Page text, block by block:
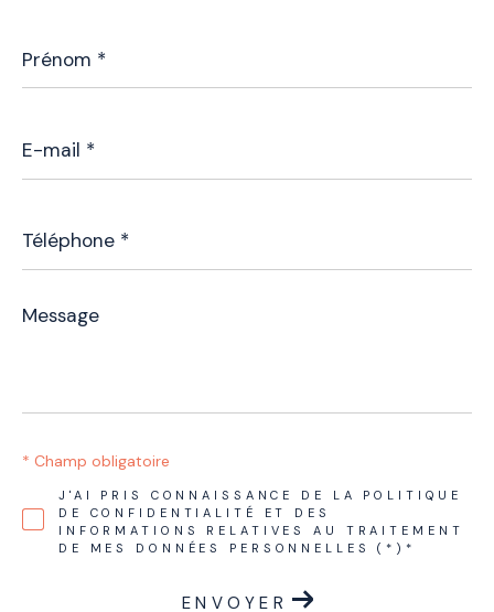
*
mail
*
*
Message
*
J'AI PRIS CONNAISSANCE DE LA POLITIQUE
DE CONFIDENTIALITÉ ET DES
INFORMATIONS RELATIVES AU TRAITEMENT
DE MES DONNÉES PERSONNELLES (*)*
* Champ obligatoire
ENVOYER